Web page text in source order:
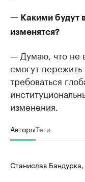
— Какими будут
изменятся?
— Думаю, что не
смогут пережить
требоваться
изменения.
АвторыТеги
Станислав